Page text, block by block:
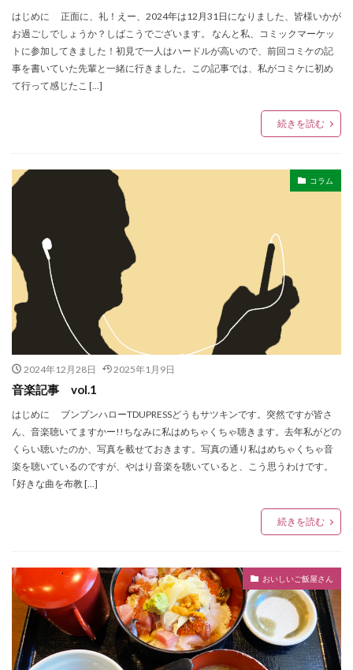
はじめに 正面に、礼！えー、2024年は12月31日になりました、皆様いかが
お過ごしでしょうか？しばこうでございます。 なんと私、コミックマーケッ
トに参加してきました！初見で一人はハードルが高いので、前回コミケの記
事を書いていた先輩と一緒に行きました。この記事では、私がコミケに初め
て行って感じたこ […]
続きを読む
コラム
2024年12月28日 2025年1月9日
音楽記事 vol.1
はじめに ブンブンハローTDUPRESSどうもサツキンです。突然ですが皆さ
ん、音楽聴いてますかー!!ちなみに私はめちゃくちゃ聴きます。去年私がどの
くらい聴いたのか、写真を載せておきます。写真の通り私はめちゃくちゃ音
楽を聴いているのですが、やはり音楽を聴いていると、こう思うわけです。
｢好きな曲を布教 […]
続きを読む
おいしいご飯屋さん